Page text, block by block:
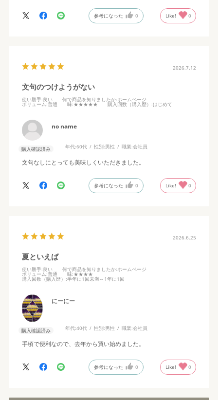
参考になった 0 Like! 0
2026.7.12
文句のつけようがない
使い勝手:良い 何で商品を知りましたか:ホームページ
ボリューム:普通 味:★★★★★ 購入回数（購入歴） :はじめて
no name
購入確認済み 年代:60代 性別:男性 職業:会社員
文句なしにとっても美味しくいただきました。
参考になった 0 Like! 0
2026.6.25
夏といえば
使い勝手:良い 何で商品を知りましたか:ホームページ
ボリューム:普通 味:★★★★
購入回数（購入歴） :半年に1回未満～1年に1回
にーにー
購入確認済み 年代:40代 性別:男性 職業:会社員
手頃で便利なので、去年から買い始めました。
参考になった 0 Like! 0